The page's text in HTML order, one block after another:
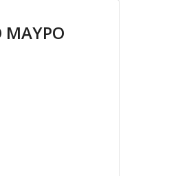
ΜΑΥΡΟ